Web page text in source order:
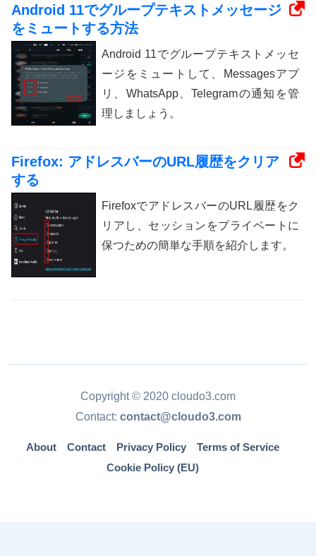
Android 11でグループテキストメッセージ
をミュートする方法
Android 11でグループテキストメッセ
ージをミュートして、Messagesアプ
リ、WhatsApp、Telegramの通知を管
理しましょう。
Firefox: アドレスバーのURL履歴をクリア
する
FirefoxでアドレスバーのURL履歴をク
リアし、セッションをプライベートに
保つための簡単な手順を紹介します。
Copyright © 2020 cloudo3.com
Contact: contact@cloudo3.com
About Contact Privacy Policy
Terms of Service
Cookie Policy (EU)